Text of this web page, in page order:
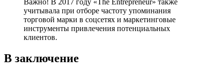
Важно! В 2017 году «The Entrepreneur» также
учитывала при отборе частоту упоминания
торговой марки в соцсетях и маркетинговые
инструменты привлечения потенциальных
клиентов.
В заключение